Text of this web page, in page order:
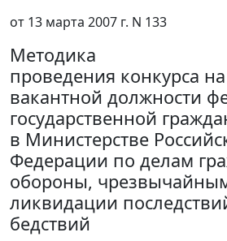
от 13 марта 2007 г. N 133
Методика
проведения конкурса
вакантной должности
государственной
в Министерстве
Федерации по делам
обороны,
ликвидации
бедствий